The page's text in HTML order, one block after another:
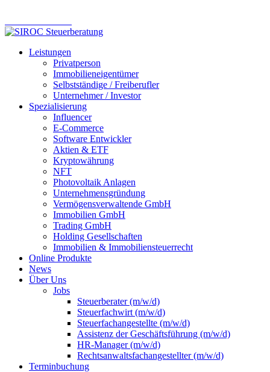
Leistungen
Privatperson
Immobilieneigentümer
Selbstständige / Freiberufler
Unternehmer / Investor
Spezialisierung
Influencer
E-Commerce
Software Entwickler
Aktien & ETF
Kryptowährung
NFT
Photovoltaik Anlagen
Unternehmensgründung
Vermögensverwaltende GmbH
Immobilien GmbH
Trading GmbH
Holding Gesellschaften
Immobilien & Immobiliensteuerrecht
Online Produkte
News
Über Uns
Jobs
Steuerberater (m/w/d)
Steuerfachwirt (m/w/d)
Steuerfachangestellte (m/w/d)
Assistenz der Geschäftsführung (m/w/d)
HR-Manager (m/w/d)
Rechtsanwaltsfachangestellter (m/w/d)
Terminbuchung